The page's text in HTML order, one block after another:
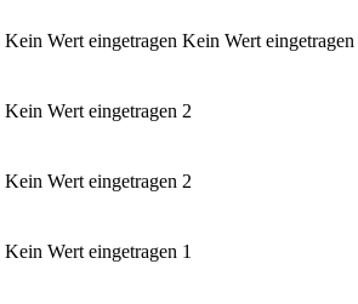
Kein Wert eingetragen Kein Wert eingetragen
Kein Wert eingetragen 2
Kein Wert eingetragen 2
Kein Wert eingetragen 1